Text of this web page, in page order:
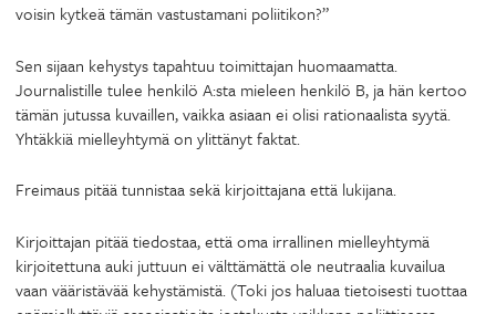
voisin kytkeä tämän vastustamani poliitikon?”
Sen sijaan kehystys tapahtuu toimittajan huomaamatta.
Journalistille tulee henkilö A:sta mieleen henkilö B, ja hän kertoo
tämän jutussa kuvaillen, vaikka asiaan ei olisi rationaalista syytä.
Yhtäkkiä mielleyhtymä on ylittänyt faktat.
Freimaus pitää tunnistaa sekä kirjoittajana että lukijana.
Kirjoittajan pitää tiedostaa, että oma irrallinen mielleyhtymä
kirjoitettuna auki juttuun ei välttämättä ole neutraalia kuvailua
vaan vääristävää kehystämistä. (Toki jos haluaa tietoisesti tuottaa